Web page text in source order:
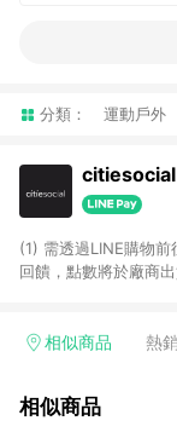
分類： 運動戶外
citiesocial
(1) 需透過LINE購物
回饋，點數將於廠商出貨後30
相似商品 熱
相似商品